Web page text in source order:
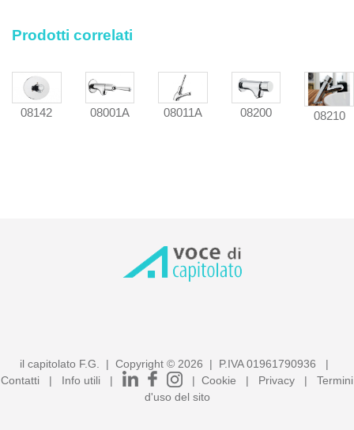
Prodotti correlati
08142 08001A 08011A 08200 08210
il capitolato F.G. | Copyright © 2026 | P.IVA 01961790936 |
Contatti | Info utili | | Cookie | Privacy | Termini
d'uso del sito